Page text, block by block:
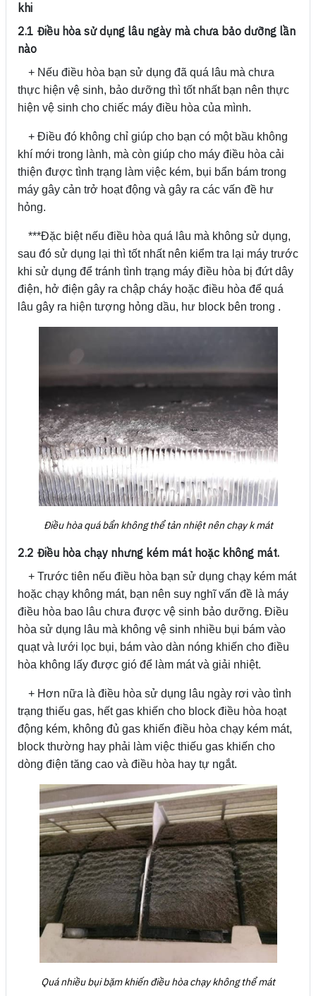
khi
2.1 Điều hòa sử dụng lâu ngày mà chưa bảo dưỡng lần
nào
+ Nếu điều hòa bạn sử dụng đã quá lâu mà chưa
thực hiện vệ sinh, bảo dưỡng thì tốt nhất bạn nên thực
hiện vệ sinh cho chiếc máy điều hòa của mình.
+ Điều đó không chỉ giúp cho bạn có một bầu không
khí mới trong lành, mà còn giúp cho máy điều hòa cải
thiện được tình trạng làm việc kém, bụi bẩn bám trong
máy gây cản trở hoạt động và gây ra các vấn đề hư
hỏng.
***Đặc biệt nếu điều hòa quá lâu mà không sử dụng,
sau đó sử dụng lại thì tốt nhất nên kiểm tra lại máy trước
khi sử dụng để tránh tình trạng máy điều hòa bị đứt dây
điện, hở điện gây ra chập cháy hoặc điều hòa để quá
lâu gây ra hiện tượng hỏng dầu, hư block bên trong .
Điều hòa quá bẩn không thể tản nhiệt nên chạy k mát
2.2 Điều hòa chạy nhưng kém mát hoặc không mát.
+ Trước tiên nếu điều hòa bạn sử dụng chạy kém mát
hoặc chạy không mát, bạn nên suy nghĩ vấn đề là máy
điều hòa bao lâu chưa được vệ sinh bảo dưỡng. Điều
hòa sử dụng lâu mà không vệ sinh nhiều bụi bám vào
quạt và lưới lọc bụi, bám vào dàn nóng khiến cho điều
hòa không lấy được gió để làm mát và giải nhiệt.
+ Hơn nữa là điều hòa sử dụng lâu ngày rơi vào tình
trạng thiếu gas, hết gas khiến cho block điều hòa hoạt
động kém, không đủ gas khiến điều hòa chạy kém mát,
block thường hay phải làm việc thiếu gas khiến cho
dòng điện tăng cao và điều hòa hay tự ngắt.
Quá nhiều bụi bặm khiến điều hòa chạy không thể mát